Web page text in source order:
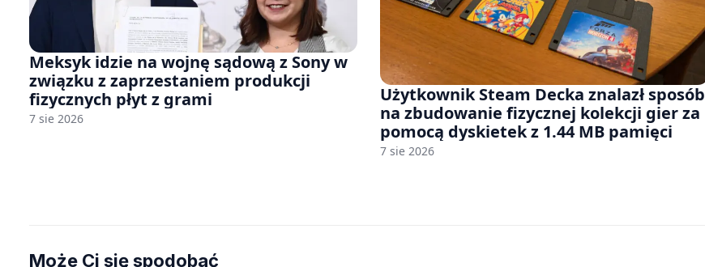
Meksyk idzie na wojnę sądową z Sony w
związku z zaprzestaniem produkcji
fizycznych płyt z grami
7 sie 2026
Użytkownik Steam Decka znalazł sposób
na zbudowanie fizycznej kolekcji gier za
pomocą dyskietek z 1.44 MB pamięci
7 sie 2026
Może Ci się spodobać